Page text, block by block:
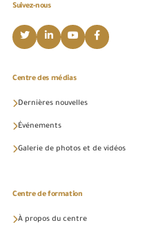
Suivez-nous
Centre des médias
Dernières nouvelles
Événements
Galerie de photos et de vidéos
Centre de formation
À propos du centre